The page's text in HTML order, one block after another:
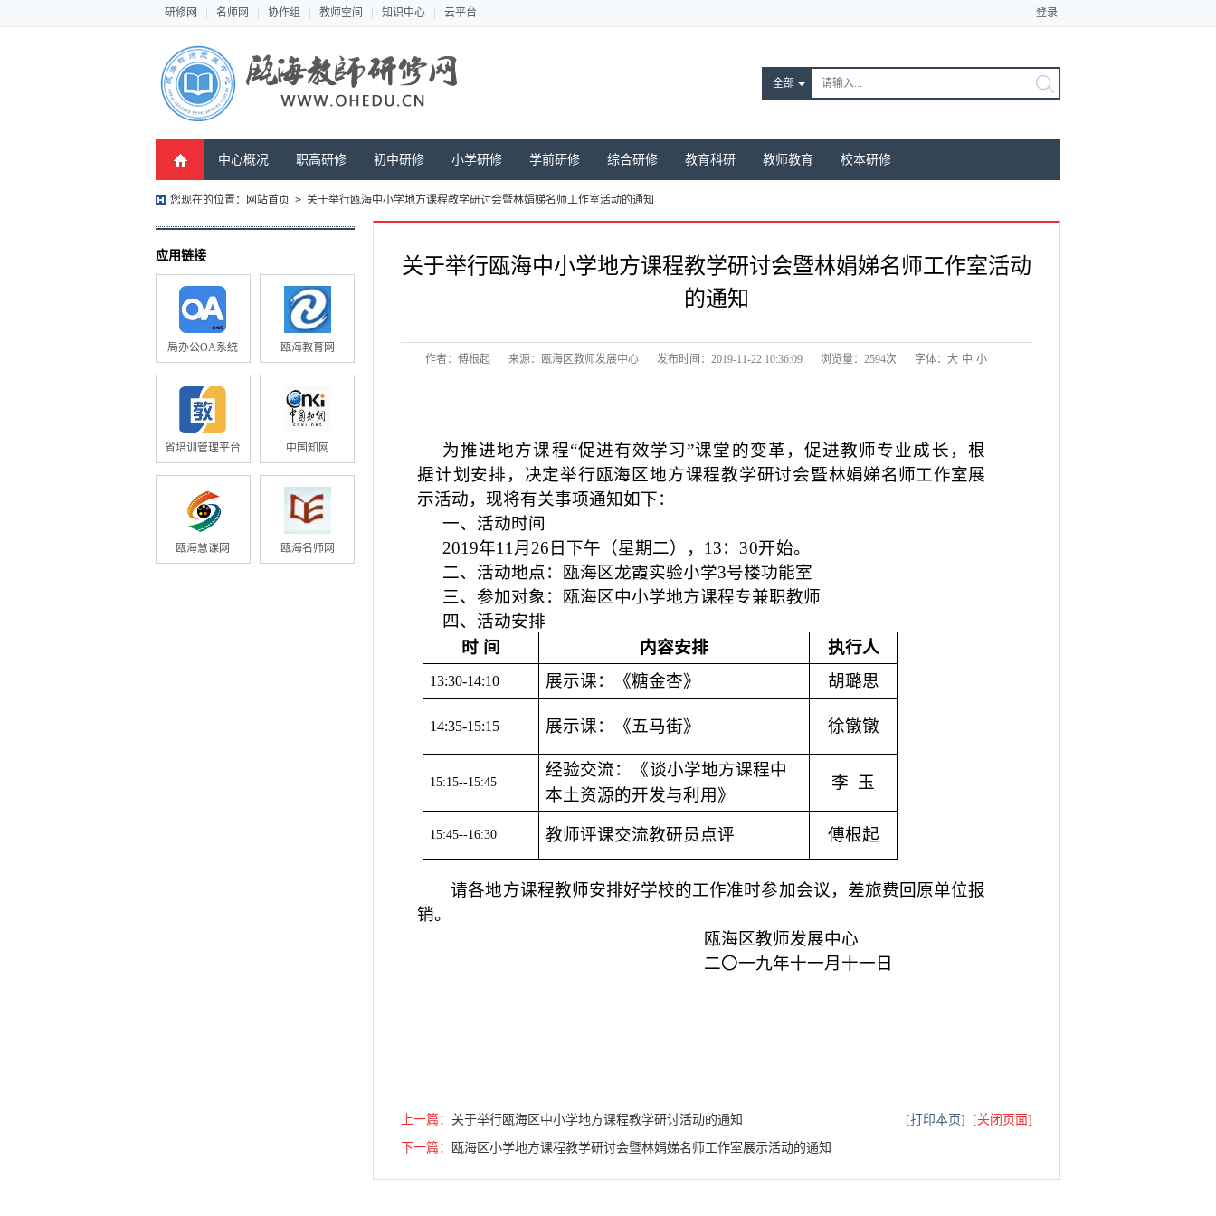
研修网 名师网 协作组 教师空间 知识中心 云平台 登录
全部
中心概况 职高研修 初中研修 小学研修 学前研修 综合研修 教育科研 教师教育 校本研修
您现在的位置： 网站首页 > 关于举行瓯海中小学地方课程教学研讨会暨林娟娣名师工作室活动的通知
应用链接
局办公OA系统 瓯海教育网
省培训管理平台 中国知网
瓯海慧课网 瓯海名师网
关于举行瓯海中小学地方课程教学研讨会暨林娟娣名师工作室活动
的通知
作者：傅根起 来源：瓯海区教师发展中心 发布时间：2019-11-22 10:36:09 浏览量：2594次 字体： 大 中 小
上一篇： 关于举行瓯海区中小学地方课程教学研讨活动的通知
下一篇： 瓯海区小学地方课程教学研讨会暨林娟娣名师工作室展示活动的通知
[打印本页] [关闭页面]